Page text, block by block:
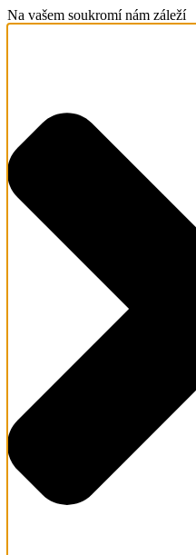
Na vašem soukromí nám záleží